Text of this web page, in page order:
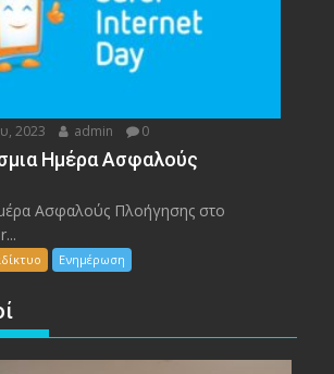
2023 admin 0
Ημέρα Ασφαλούς
Ασφαλούς Πλοήγησης στο
Ενημέρωση